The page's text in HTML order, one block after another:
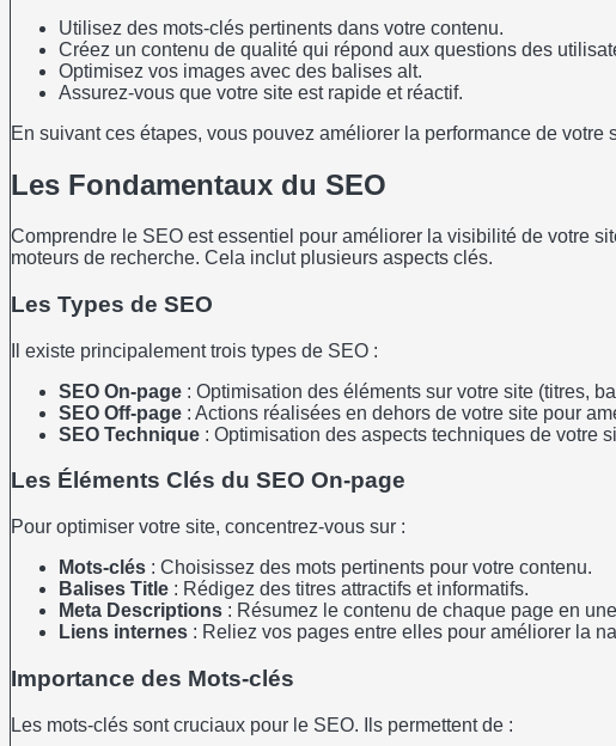
Utilisez des mots-clés pertinents dans votre contenu.
Créez un contenu de qualité qui répond aux questions des
Optimisez vos images avec des balises alt.
Assurez-vous que votre site est rapide et réactif.
En suivant ces étapes, vous pouvez améliorer la performance de
Les Fondamentaux du SEO
Comprendre le SEO est essentiel pour améliorer la visibilité de votre
moteurs de recherche. Cela inclut plusieurs aspects clés.
Les Types de SEO
Il existe principalement trois types de SEO :
SEO On-page : Optimisation des éléments sur votre site (titres,
SEO Off-page : Actions réalisées en dehors de votre site pour
SEO Technique : Optimisation des aspects techniques de votre
Les Éléments Clés du SEO On-page
Pour optimiser votre site, concentrez-vous sur :
Mots-clés : Choisissez des mots pertinents pour votre contenu.
Balises Title : Rédigez des titres attractifs et informatifs.
Meta Descriptions : Résumez le contenu de chaque page en
Liens internes : Reliez vos pages entre elles pour améliorer la
Importance des Mots-clés
Les mots-clés sont cruciaux pour le SEO. Ils permettent de :